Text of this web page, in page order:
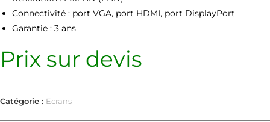
Connectivité : port VGA, port HDMI, port DisplayPort
Garantie : 3 ans
Prix sur devis
Catégorie : Ecrans